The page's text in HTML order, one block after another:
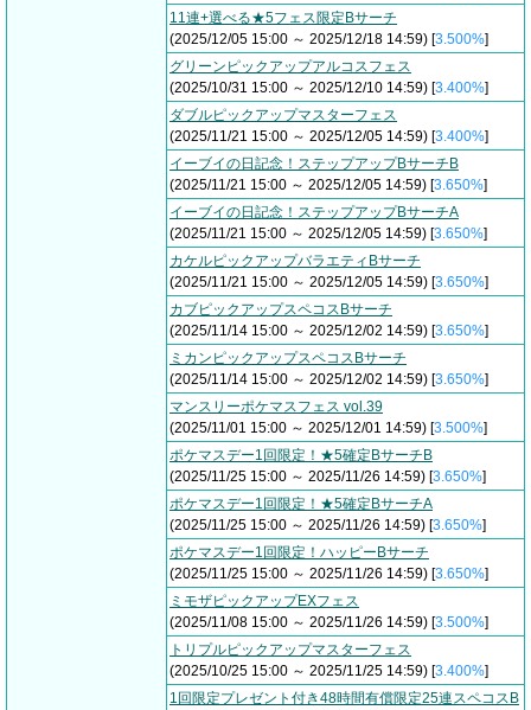
11連+選べる★5フェス限定Bサーチ
(2025/12/05 15:00 ～ 2025/12/18 14:59) [3.500%]
グリーンピックアップアルコスフェス
(2025/10/31 15:00 ～ 2025/12/10 14:59) [3.400%]
ダブルピックアップマスターフェス
(2025/11/21 15:00 ～ 2025/12/05 14:59) [3.400%]
イーブイの日記念！ステップアップBサーチB
(2025/11/21 15:00 ～ 2025/12/05 14:59) [3.650%]
イーブイの日記念！ステップアップBサーチA
(2025/11/21 15:00 ～ 2025/12/05 14:59) [3.650%]
カケルピックアップバラエティBサーチ
(2025/11/21 15:00 ～ 2025/12/05 14:59) [3.650%]
カブピックアップスペコスBサーチ
(2025/11/14 15:00 ～ 2025/12/02 14:59) [3.650%]
ミカンピックアップスペコスBサーチ
(2025/11/14 15:00 ～ 2025/12/02 14:59) [3.650%]
マンスリーポケマスフェス vol.39
(2025/11/01 15:00 ～ 2025/12/01 14:59) [3.500%]
ポケマスデー1回限定！★5確定BサーチB
(2025/11/25 15:00 ～ 2025/11/26 14:59) [3.650%]
ポケマスデー1回限定！★5確定BサーチA
(2025/11/25 15:00 ～ 2025/11/26 14:59) [3.650%]
ポケマスデー1回限定！ハッピーBサーチ
(2025/11/25 15:00 ～ 2025/11/26 14:59) [3.650%]
ミモザピックアップEXフェス
(2025/11/08 15:00 ～ 2025/11/26 14:59) [3.500%]
トリプルピックアップマスターフェス
(2025/10/25 15:00 ～ 2025/11/25 14:59) [3.400%]
1回限定プレゼント付き48時間有償限定25連スペコスB